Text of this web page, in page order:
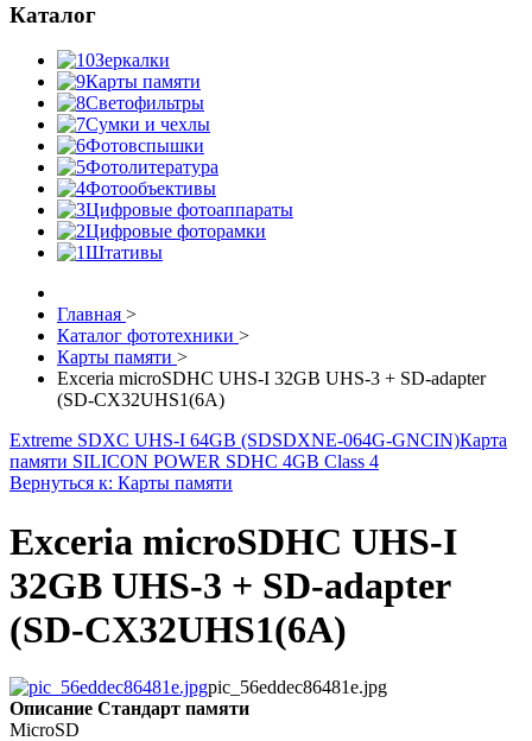
Каталог
Зеркалки
Карты памяти
Светофильтры
Сумки и чехлы
Фотовспышки
Фотолитература
Фотообъективы
Цифровые фотоаппараты
Цифровые фоторамки
Штативы
Главная >
Каталог фототехники >
Карты памяти >
Exceria microSDHC UHS-I 32GB UHS-3 + SD-adapter
(SD-CX32UHS1(6A)
Extreme SDXC UHS-I 64GB (SDSDXNE-064G-GNCIN)Карта
памяти SILICON POWER SDHC 4GB Class 4
Вернуться к: Карты памяти
Exceria microSDHC UHS-I
32GB UHS-3 + SD-adapter
(SD-CX32UHS1(6A)
pic_56eddec86481e.jpg
Описание Стандарт памяти
MicroSD